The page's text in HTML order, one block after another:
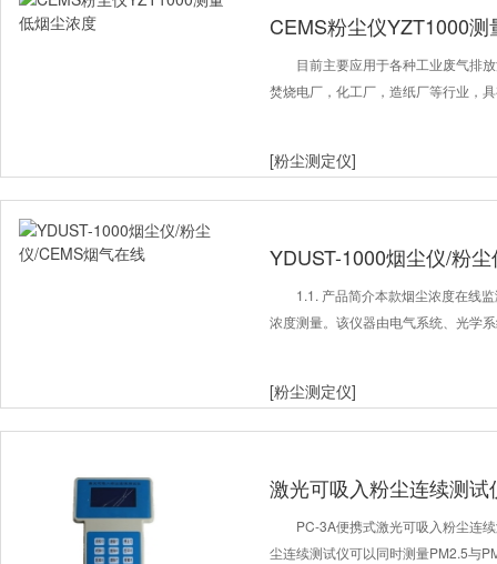
CEMS粉尘仪YZT1000
目前主要应用于各种工业废气排
焚烧电厂，化工厂，造纸厂等行业，
[粉尘测定仪]
YDUST-1000烟尘仪/粉
1.1. 产品简介本款烟尘浓度在线
浓度测量。该仪器由电气系统、光学
[粉尘测定仪]
激光可吸入粉尘连续测试
PC-3A便携式激光可吸入粉尘连
尘连续测试仪可以同时测量PM2.5与